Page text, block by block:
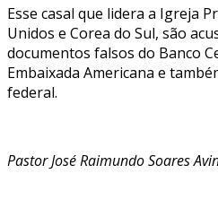
Esse casal que lidera a Igreja
Unidos e Corea do Sul, são
documentos falsos do Banco
Embaixada Americana e
federal.
Pastor José Raimundo Soares